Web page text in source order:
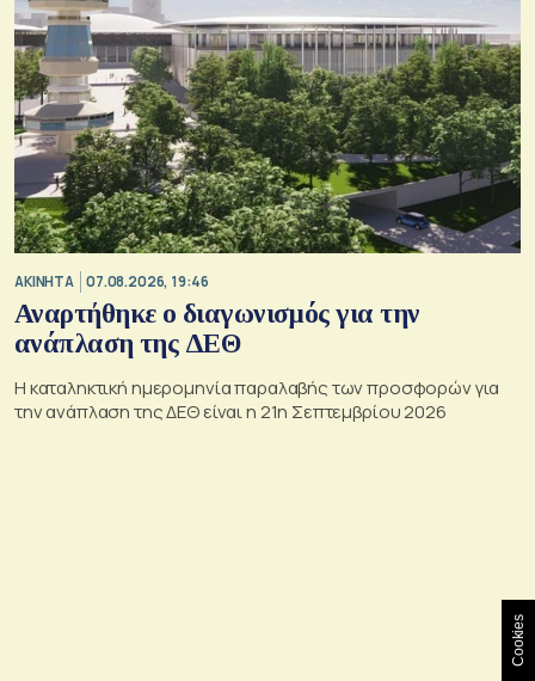
ΑΚΙΝΗΤΑ 07.08.2026, 19:46
Αναρτήθηκε ο διαγωνισμός για την
ανάπλαση της ΔΕΘ
Η καταληκτική ημερομηνία παραλαβής των προσφορών για
την ανάπλαση της ΔΕΘ είναι η 21η Σεπτεμβρίου 2026
Cookies